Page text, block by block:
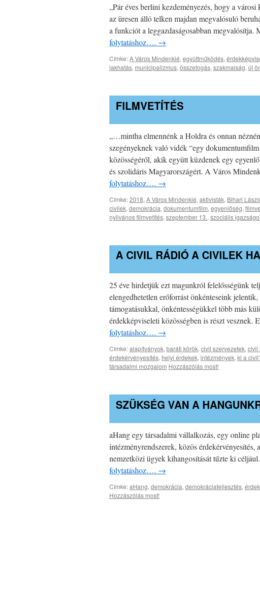
„Pár éves berlini kezdeményezés, hogy a
az üresen álló telken majdan megvalósuló
a funkciót a leggazdaságosabban
folytatáshoz…. →
Címke:A Város Mindenkié, együttműködés,
lakhatás, municipalizmus, összefogás, szakmaiság, új
FILMVETÍTÉS
„…mintha elmennénk a Holdra és onnan
szegényeknek való vidék “egy
közösségéről, akik együtt küzdenek egy
és szolidáris Magyarországért. A Város
folytatáshoz…. →
Címke:2018, A Város Mindenkié, aktivisták, Bihari
civilek, demokrácia, dokumentumfilm, egyenlőség,
nyilvános filmvetítés, szeptember 13., szociális
A CIVIL RÁDIÓ A CIVILEK
25 éve hirdetjük ezt magunkról felelősségünk
elengedhetetlen erőforrást önkénteseink
támogatásukkal, önkéntességükkel több más
érdekképviseleti közösségben is részt vesznek.
folytatáshoz…. →
Címke:alapítványok, baráti körök, civil szervezetek, civil
érdekérvényesítés, helyi érdekek, intézmények, ki a
társadalmi mozgalom Hozzászólás most!
SZÜKSÉG VAN A
aHang egy társadalmi vállalkozás, egy online
intézményrendszerek, közös érdekérvényesítés,
nemzetközi ügyek kihangosítását
folytatáshoz…. →
Címke:aHang, demokrácia, demokráciafejlesztés,
Hozzászólás most!